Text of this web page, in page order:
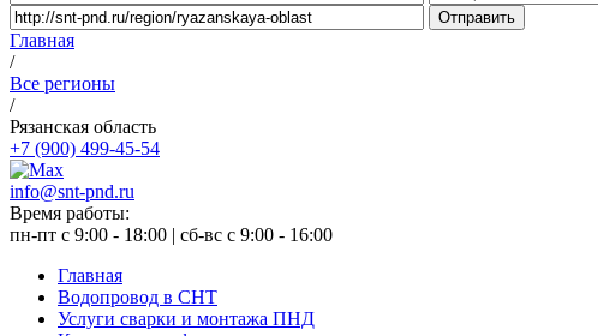
Главная
/
Все регионы
/
Рязанская область
+7 (900) 499-45-54
info@snt-pnd.ru
Время работы:
пн-пт c 9:00 - 18:00 | сб-вс c 9:00 - 16:00
Главная
Водопровод в СНТ
Услуги сварки и монтажа ПНД